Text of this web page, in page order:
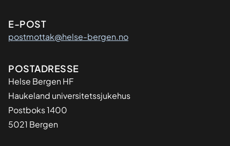
E-POST
postmottak@helse-bergen.no
Adresse
POSTADRESSE
Helse Bergen HF
Haukeland universitetssjukehus
Postboks 1400
5021 Bergen